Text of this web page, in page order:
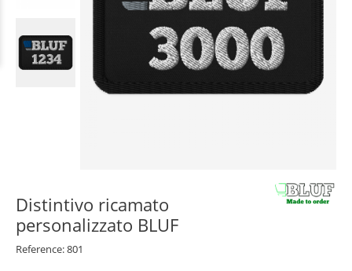
Distintivo ricamato
personalizzato BLUF
Reference:801